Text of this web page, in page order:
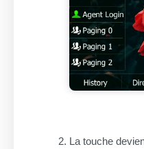
La touche